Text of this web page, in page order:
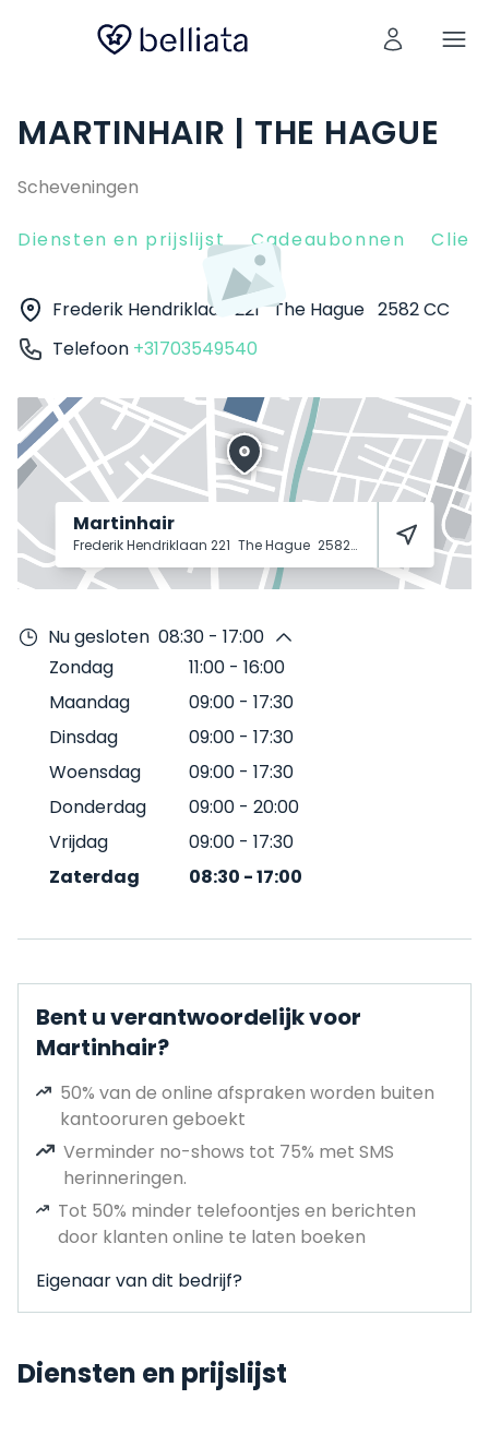
MARTINHAIR | THE HAGUE
Scheveningen
Diensten en prijslijst Cadeaubonnen
Frederik Hendriklaan 221 The Hague 2582 CC
Telefoon +31703549540
Martinhair
Frederik Hendriklaan 221 The Hague 2582 CC
Nu gesloten 08:30 - 17:00
Zondag
11:00 - 16:00
Maandag
09:00 - 17:30
Dinsdag
09:00 - 17:30
Woensdag
09:00 - 17:30
Donderdag
09:00 - 20:00
Vrijdag
09:00 - 17:30
Zaterdag
08:30 -17:00
Bent u verantwoordelijk voor
Martinhair?
50% van de online afspraken worden buiten
kantooruren geboekt
Verminder no-shows tot 75% met SMS
herinneringen.
Tot 50% minder telefoontjes en berichten
door klanten online te laten boeken
Eigenaar van dit bedrijf?
Diensten en prijslijst